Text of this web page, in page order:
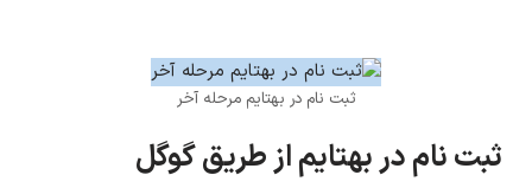
ثبت نام در بهتایم مرحله آخر
ثبت نام در بهتایم از طریق گوگل